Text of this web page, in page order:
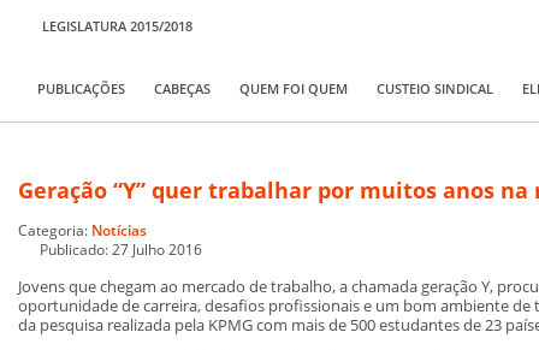
LEGISLATURA 2015/2018
PUBLICAÇÕES CABEÇAS QUEM FOI QUEM CUSTEIO SINDICAL
Geração “Y” quer trabalhar por muitos anos na
Categoria: Notícias
Publicado: 27 Julho 2016
Jovens que chegam ao mercado de trabalho, a chamada geração Y,
oportunidade de carreira, desafios profissionais e um bom ambiente de
da pesquisa realizada pela KPMG com mais de 500 estudantes de 23